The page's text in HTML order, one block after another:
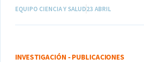
EQUIPO CIENCIA Y SALUD23 ABRIL
INVESTIGACIÓN - PUBLICACIONES